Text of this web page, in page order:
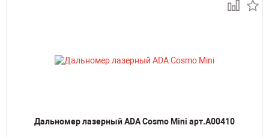
Дальномер лазерный ADA Cosmo Mini арт.А00410